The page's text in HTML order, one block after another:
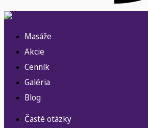
Masáže
Akcie
Cenník
Galéria
Blog
Časté otázky